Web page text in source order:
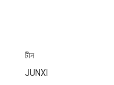
চীন
JUNXI